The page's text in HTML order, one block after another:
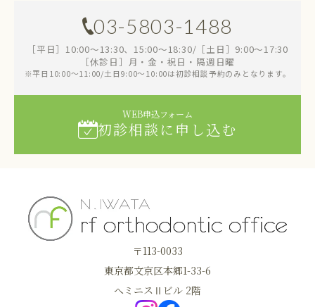
03-5803-1488
［平日］10:00～13:30、15:00～18:30/［土日］9:00～17:30
［休診日］月・金・祝日・隔週日曜
※平日10:00～11:00/土日9:00～10:00は初診相談予約のみとなります。
WEB申込フォーム
初診相談に申し込む
〒113-0033
東京都文京区本郷1-33-6
へミニスⅡビル 2階